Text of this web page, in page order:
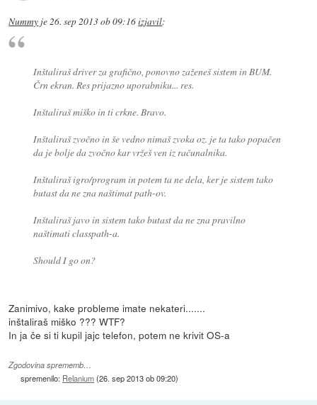
Nummy je26. sep 2013 ob 09:16izjavil:
Inštaliraš driver za grafično, ponovno zaženeš sistem in BUM.
Črn ekran. Res prijazno uporabniku... res.
Inštaliraš miško in ti crkne. Bravo.
Inštaliraš zvočno in še vedno nimaš zvoka oz. je ta tako popačen
da je bolje da zvočno kar vržeš ven iz računalnika.
Inštaliraš igro/program in potem ta ne dela, ker je sistem tako
butast da ne zna naštimat path-ov.
Inštaliraš javo in sistem tako butast da ne zna pravilno
naštimati classpath-a.
Should I go on?
Zanimivo, kake probleme imate nekateri.......
inštaliraš miško ??? WTF?
In ja če si ti kupil jajc telefon, potem ne krivit OS-a
Zgodovina sprememb…
spremenilo: Relanium(26. sep 2013 ob 09:20)